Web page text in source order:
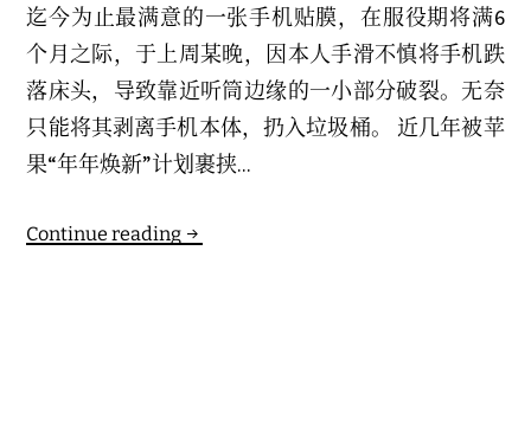
h
A
p
r
i
l
2
0
2
迄今为止最满意的一张手机贴膜，在服役期将满6
个月之际，于上周某晚，因本人手滑不慎将手机跌
落床头，导致靠近听筒边缘的一小部分破裂。无奈
只能将其剥离手机本体，扔入垃圾桶。 近几年被苹
果“年年焕新”计划裹挟...
Continue reading